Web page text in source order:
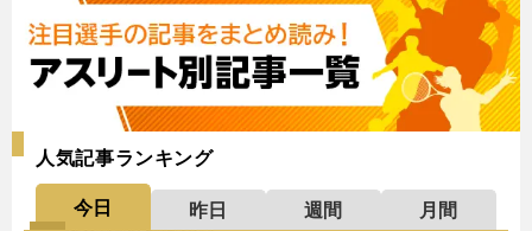
人気記事ランキング
今日 昨日 週間
月間